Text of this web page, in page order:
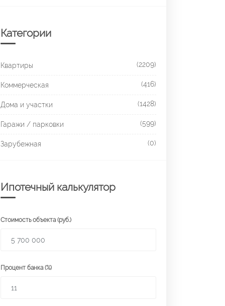
Категории
Квартиры (2209)
Коммерческая (416)
Дома и участки (1428)
Гаражи / парковки (599)
Зарубежная (0)
Ипотечный калькулятор
Стоимость объекта (руб.)
Процент банка (%)